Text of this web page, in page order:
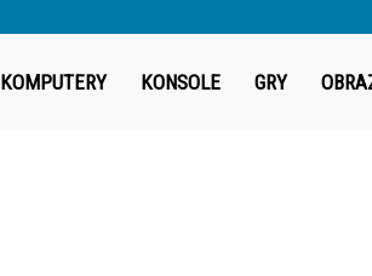
KOMPUTERY KONSOLE GRY